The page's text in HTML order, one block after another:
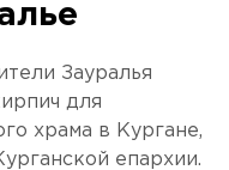
Зауралья
для
храма в Кургане,
епархии.